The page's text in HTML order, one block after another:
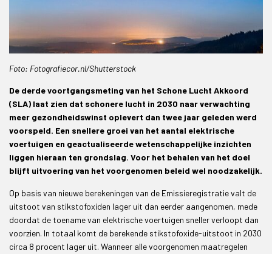
Foto: Fotografiecor.nl/Shutterstock
De derde voortgangsmeting van het Schone Lucht Akkoord
(SLA) laat zien dat schonere lucht in 2030 naar verwachting
meer gezondheidswinst oplevert dan twee jaar geleden werd
voorspeld. Een snellere groei van het aantal elektrische
voertuigen en geactualiseerde wetenschappelijke inzichten
liggen hieraan ten grondslag. Voor het behalen van het doel
blijft uitvoering van het voorgenomen beleid wel noodzakelijk.
Op basis van nieuwe berekeningen van de Emissieregistratie valt de
uitstoot van stikstofoxiden lager uit dan eerder aangenomen, mede
doordat de toename van elektrische voertuigen sneller verloopt dan
voorzien. In totaal komt de berekende stikstofoxide-uitstoot in 2030
circa 8 procent lager uit. Wanneer alle voorgenomen maatregelen